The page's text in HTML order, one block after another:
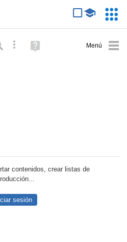
Búsqueda avanzada
Ayuda
(en
contenidos, crear listas de
sesión